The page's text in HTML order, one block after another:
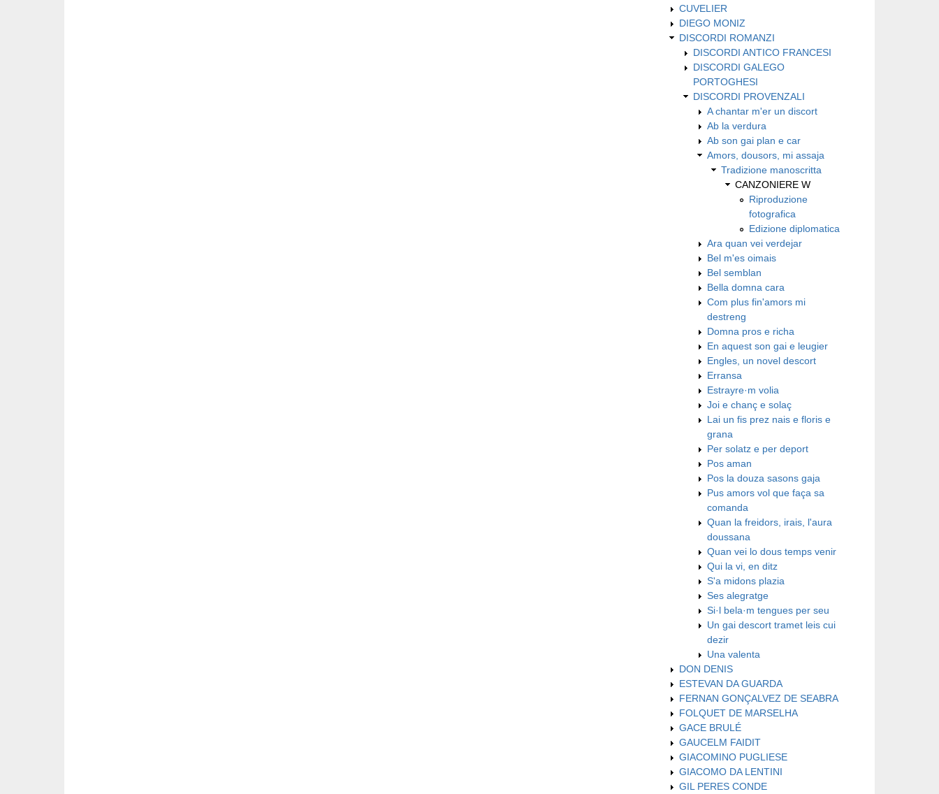
CUVELIER
DIEGO MONIZ
DISCORDI ROMANZI
DISCORDI ANTICO FRANCESI
DISCORDI GALEGO
PORTOGHESI
DISCORDI PROVENZALI
A chantar m'er un discort
Ab la verdura
Ab son gai plan e car
Amors, dousors, mi assaja
Tradizione manoscritta
CANZONIERE W
Riproduzione
fotografica
Edizione diplomatica
Ara quan vei verdejar
Bel m'es oimais
Bel semblan
Bella domna cara
Com plus fin'amors mi
destreng
Domna pros e richa
En aquest son gai e leugier
Engles, un novel descort
Erransa
Estrayre·m volia
Joi e chanç e solaç
Lai un fis prez nais e floris e
grana
Per solatz e per deport
Pos aman
Pos la douza sasons gaja
Pus amors vol que faça sa
comanda
Quan la freidors, irais, l'aura
doussana
Quan vei lo dous temps venir
Qui la vi, en ditz
S'a midons plazia
Ses alegratge
Si·l bela·m tengues per seu
Un gai descort tramet leis cui
dezir
Una valenta
DON DENIS
ESTEVAN DA GUARDA
FERNAN GONÇALVEZ DE SEABRA
FOLQUET DE MARSELHA
GACE BRULÉ
GAUCELM FAIDIT
GIACOMINO PUGLIESE
GIACOMO DA LENTINI
GIL PERES CONDE